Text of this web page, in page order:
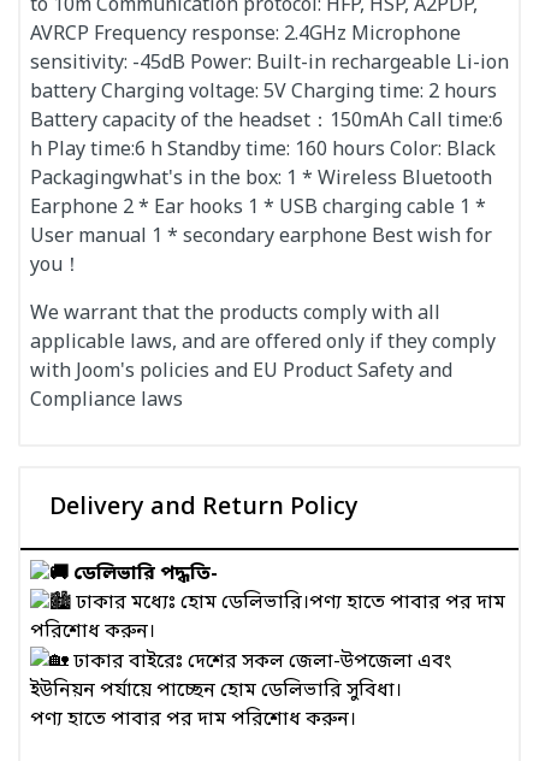
to 10m Communication protocol: HFP, HSP, A2PDP,
AVRCP Frequency response: 2.4GHz Microphone
sensitivity: -45dB Power: Built-in rechargeable Li-ion
battery Charging voltage: 5V Charging time: 2 hours
Battery capacity of the headset：150mAh Call time:6
h Play time:6 h Standby time: 160 hours Color: Black
Packagingwhat's in the box: 1 * Wireless Bluetooth
Earphone 2 * Ear hooks 1 * USB charging cable 1 *
User manual 1 * secondary earphone Best wish for
you！
We warrant that the products comply with all
applicable laws, and are offered only if they comply
with Joom's policies and EU Product Safety and
Compliance laws
Delivery and Return Policy
ডেলিভারি পদ্ধতি-
ঢাকার মধ্যেঃ হোম ডেলিভারি।পণ্য হাতে পাবার পর দাম
পরিশোধ করুন।
ঢাকার বাইরেঃ দেশের সকল জেলা-উপজেলা এবং
ইউনিয়ন পর্যায়ে পাচ্ছেন হোম ডেলিভারি সুবিধা।
পণ্য হাতে পাবার পর দাম পরিশোধ করুন।